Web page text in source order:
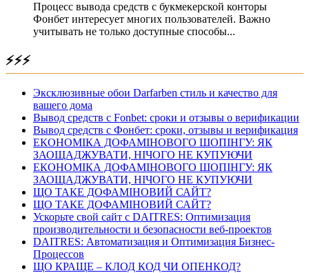
Процесс вывода средств с букмекерской конторы
Фонбет интересует многих пользователей. Важно
учитывать не только доступные способы...
⚡⚡⚡
Эксклюзивные обои Darfarben стиль и качество для
вашего дома
Вывод средств с Fonbet: сроки и отзывы о верификации
Вывод средств с Фонбет: сроки, отзывы и верификация
ЕКОНОМІКА ДОФАМІНОВОГО ШОПІНГУ: ЯК
ЗАОЩАДЖУВАТИ, НІЧОГО НЕ КУПУЮЧИ
ЕКОНОМІКА ДОФАМІНОВОГО ШОПІНГУ: ЯК
ЗАОЩАДЖУВАТИ, НІЧОГО НЕ КУПУЮЧИ
ЩО ТАКЕ ДОФАМІНОВИЙ САЙТ?
ЩО ТАКЕ ДОФАМІНОВИЙ САЙТ?
Ускорьте свой сайт с DAITRES: Оптимизация
производительности и безопасности веб-проектов
DAITRES: Автоматизация и Оптимизация Бизнес-
Процессов
ЩО КРАЩЕ – КЛОД КОД ЧИ ОПЕНКОД?